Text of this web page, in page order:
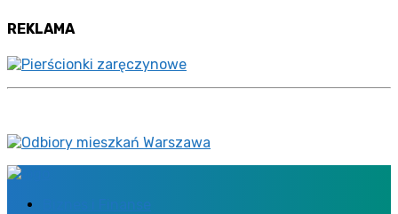
REKLAMA
Biznes i Finanse